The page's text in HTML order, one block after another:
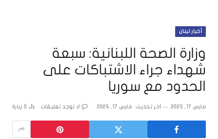
أخبار لبنان
وزارة الصحة اللبنانية: سبعة
شهداء جراء الاشتباكات على
الحدود مع سوريا
مارس 17, 2025 آخر تحديث: مارس 17, 2025 لا توجد تعليقات 0 زيارة